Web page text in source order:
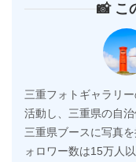
📸 こ
三重フォトギャラリ
活動し、三重県の自
三重県ブースに写真を
ォロワー数は15万人